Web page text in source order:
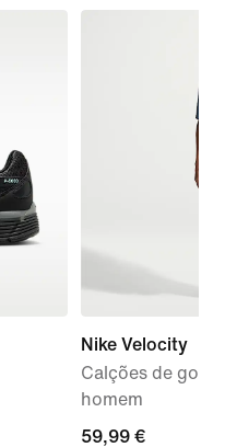
Nike Velocity
Calções de golfe
homem
59,99
59,99 €